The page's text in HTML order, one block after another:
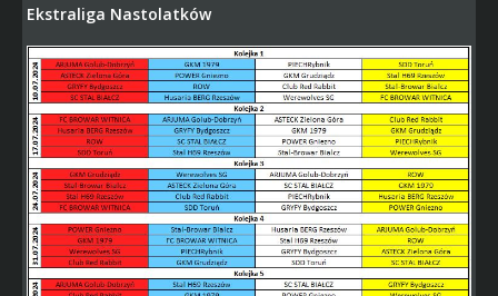
Ekstraliga Nastolatków